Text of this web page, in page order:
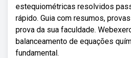
estequiométricas resolvidos
rápido. Guia com resumos,
prova da sua faculdade.
balanceamento de equações
fundamental.